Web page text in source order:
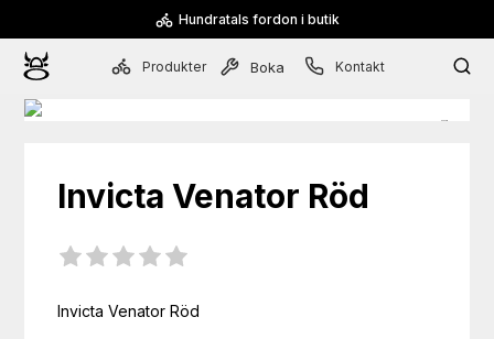
Hundratals fordon i butik
Produkter Boka Kontakt
Invicta Venator Röd
Invicta Venator Röd